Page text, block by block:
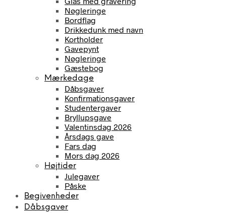
Nøgleringe
Bordflag
Drikkedunk med navn
Kortholder
Gavepynt
Nøgleringe
Gæstebog
Mærkedage
Dåbsgaver
Konfirmationsgaver
Studentergaver
Bryllupsgave
Valentinsdag 2026
Årsdags gave
Fars dag
Mors dag 2026
Højtider
Julegaver
Påske
Begivenheder
Dåbsgaver